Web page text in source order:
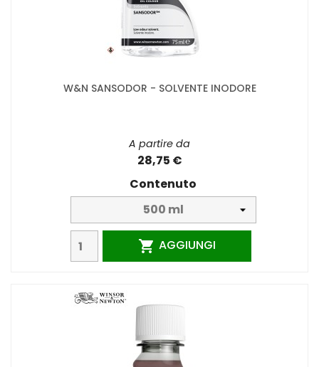
W&N SANSODOR - SOLVENTE INODORE
A partire da
28,75 €
Contenuto
 AGGIUNGI